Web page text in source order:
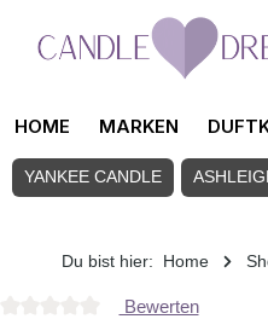
Zum Hauptinhalt springen
HOME MARKEN
YANKEE CANDLE
Du bist hier: Home
Bewerten